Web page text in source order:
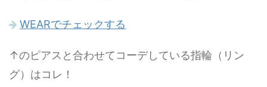
WEARでチェックする
↑のピアスと合わせてコーデしている指輪（リン
グ）はコレ！